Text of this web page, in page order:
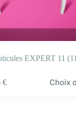
EXPERT 11
€ Choix